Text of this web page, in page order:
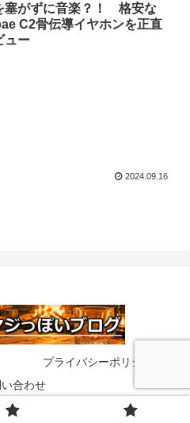
塞がずに音楽？！ 格安な
C2骨伝導イヤホンを正直
ュー
2024.09.16
プライバシーポリシー
合わせ
ヤジっぽいブログ.